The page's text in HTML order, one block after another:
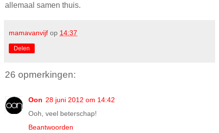
allemaal samen thuis.
mamavanvijf op 14:37
Delen
26 opmerkingen:
Oon 28 juni 2012 om 14:42
Ooh, veel beterschap!
Beantwoorden